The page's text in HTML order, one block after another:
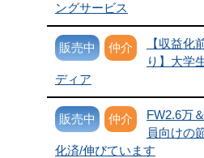
ングサービス
販売中 仲介
【収益化
り】大学
ディア
販売中 仲介
FW2.6万
員向けの
化済/伸びています